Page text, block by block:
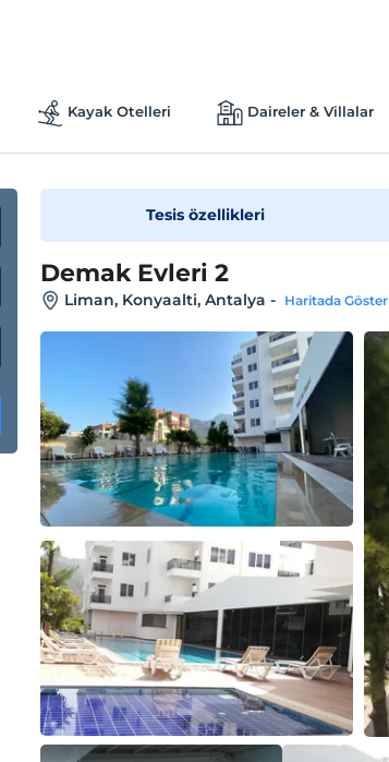
Kayak Otelleri Daireler & Villalar
Tesis özellikleri
Demak Evleri 2
Liman, Konyaalti, Antalya - Haritada Göster